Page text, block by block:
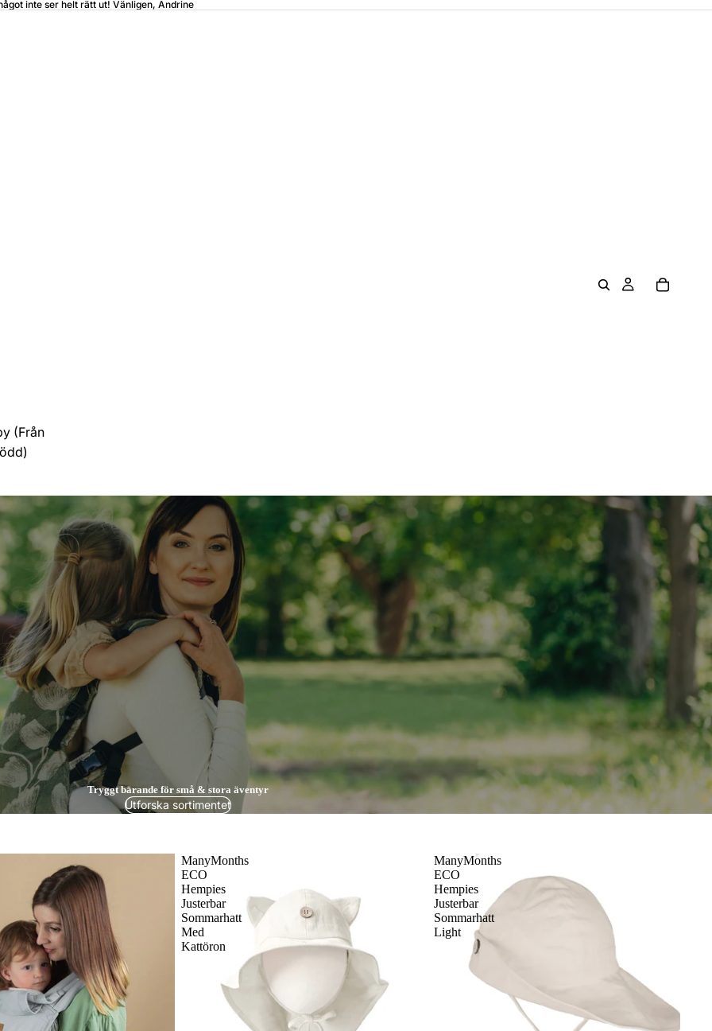
inte ser helt rätt ut! Vänligen, Andrine
(Från
Tryggt bärande för små & stora äventyr
Utforska sortimentet
ManyMonths
ECO
Hempies
Justerbar
Sommarhatt
Med
Kattöron
ManyMonths
ECO
Hempies
Justerbar
Sommarhatt
Light